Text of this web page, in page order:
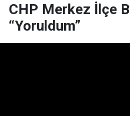
CHP Merkez İlçe
“Yoruldum”